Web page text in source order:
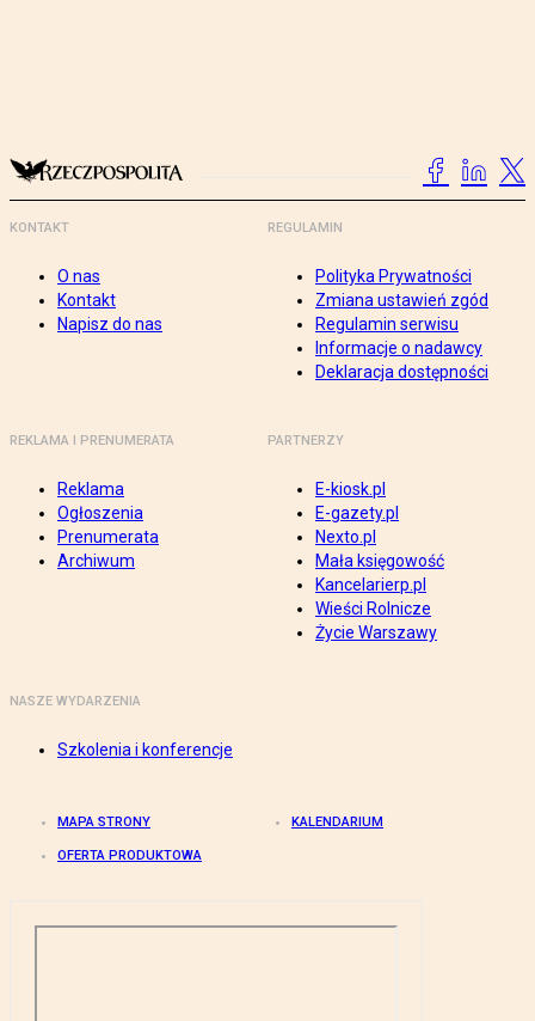
KONTAKT
O nas
Kontakt
Napisz do nas
REGULAMIN
Polityka Prywatności
Zmiana ustawień zgód
Regulamin serwisu
Informacje o nadawcy
Deklaracja dostępności
REKLAMA I PRENUMERATA
Reklama
Ogłoszenia
Prenumerata
Archiwum
PARTNERZY
E-kiosk.pl
E-gazety.pl
Nexto.pl
Mała księgowość
Kancelarierp.pl
Wieści Rolnicze
Życie Warszawy
NASZE WYDARZENIA
Szkolenia i konferencje
MAPA STRONY KALENDARIUM
OFERTA PRODUKTOWA